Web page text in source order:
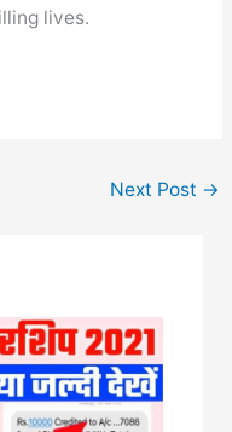
lives.
Next Post →